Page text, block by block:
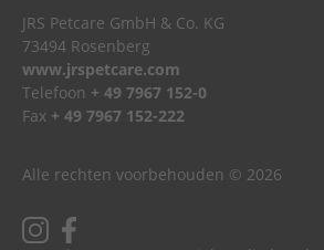
JRS Petcare GmbH & Co. KG
73494 Rosenberg
www.jrspetcare.com
Telefoon + 49 7967 152-0
Fax + 49 7967 152-222
Alle rechten voorbehouden © 2026